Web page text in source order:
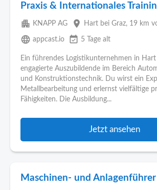
Praxis & Internationales
apartment KNAPP AG place Hart bei Graz, 19 km
language appcast.io event_available 5 Tage alt
Ein führendes Logistikunternehmen in
engagierte Auszubildende im Bereich
und Konstruktionstechnik. Du wirst ein
Metallbearbeitung und erlernst vielfältige
Fähigkeiten. Die Ausbildung...
Jetzt ansehen
Maschinen- und